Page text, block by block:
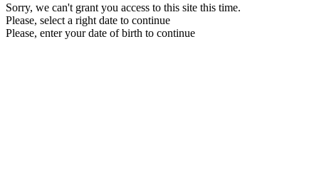
Sorry, we can't grant you access to this site this time.
Please, select a right date to continue
Please, enter your date of birth to continue